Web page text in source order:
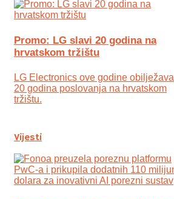
Promo: LG slavi 20 godina na
hrvatskom tržištu
LG Electronics ove godine obilježava
20 godina poslovanja na hrvatskom
tržištu.
Vijesti